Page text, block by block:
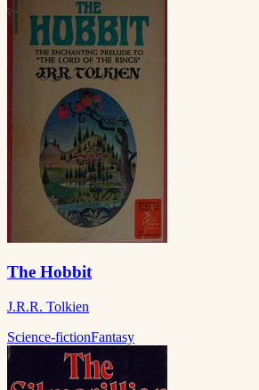
The Hobbit
J.R.R. Tolkien
Science-fictionFantasy